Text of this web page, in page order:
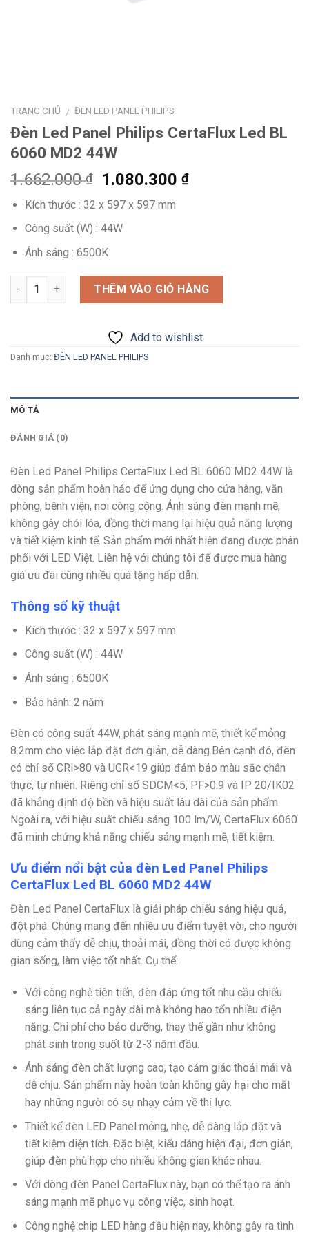
TRANG CHỦ / ĐÈN LED PANEL PHILIPS
Đèn Led Panel Philips CertaFlux Led BL
6060 MD2 44W
1.662.000₫
Giá
gốc
là:
1.662.000 ₫.
1.080.300₫Giá
Kích thước : 32 x 597 x 597 mm
Công suất (W) : 44W
Ánh sáng : 6500K
Số lượng THÊM VÀO GIỎ HÀNG
Add to wishlist
Danh mục: ĐÈN LED PANEL PHILIPS
MÔ TẢ
ĐÁNH GIÁ (0)
Đèn Led Panel Philips CertaFlux Led BL 6060 MD2 44W là
dòng sản phẩm hoàn hảo để ứng dụng cho cửa hàng, văn
phòng, bệnh viện, nơi công cộng. Ánh sáng đèn mạnh mẽ,
không gây chói lóa, đồng thời mang lại hiệu quả năng lượng
và tiết kiệm kinh tế. Sản phẩm mới nhất hiện đang được phân
phối với LED Việt. Liên hệ với chúng tôi để được mua hàng
giá ưu đãi cùng nhiều quà tặng hấp dẫn.
Thông số kỹ thuật
Kích thước : 32 x 597 x 597 mm
Công suất (W) : 44W
Ánh sáng : 6500K
Bảo hành: 2 năm
Đèn có công suất 44W, phát sáng mạnh mẽ, thiết kế mỏng
8.2mm cho việc lắp đặt đơn giản, dễ dàng.Bên cạnh đó, đèn
có chỉ số CRI>80 và UGR<19 giúp đảm bảo màu sắc chân
thực, tự nhiên. Riêng chỉ số SDCM<5, PF>0.9 và IP 20/IK02
đã khẳng định độ bền và hiệu suất lâu dài của sản phẩm.
Ngoài ra, với hiệu suất chiếu sáng 100 lm/W, CertaFlux 6060
đã minh chứng khả năng chiếu sáng mạnh mẽ, tiết kiệm.
Ưu điểm nổi bật của đèn Led Panel Philips
CertaFlux Led BL 6060 MD2 44W
Đèn Led Panel CertaFlux là giải pháp chiếu sáng hiệu quả,
đột phá. Chúng mang đến nhiều ưu điểm tuyệt vời, cho người
dùng cảm thấy dễ chịu, thoải mái, đồng thời có được không
gian sống, làm việc tốt nhất. Cụ thể:
Với công nghệ tiên tiến, đèn đáp ứng tốt nhu cầu chiếu
sáng liên tục cả ngày dài mà không hao tổn nhiều điện
năng. Chi phí cho bảo dưỡng, thay thế gần như không
phát sinh trong suốt từ 2-3 năm đầu.
Ánh sáng đèn chất lượng cao, tạo cảm giác thoải mái và
dễ chịu. Sản phẩm này hoàn toàn không gây hại cho mắt
hay những người có sự nhạy cảm về thị lực.
Thiết kế đèn LED Panel mỏng, nhẹ, dễ dàng lắp đặt và
tiết kiệm diện tích. Đặc biệt, kiểu dáng hiện đại, đơn giản,
giúp đèn phù hợp cho nhiều không gian khác nhau.
Với dòng đèn Panel CertaFlux này, bạn có thể tạo ra ánh
sáng mạnh mẽ phục vụ công việc, sinh hoạt.
Công nghệ chip LED hàng đầu hiện nay, không gây ra tình